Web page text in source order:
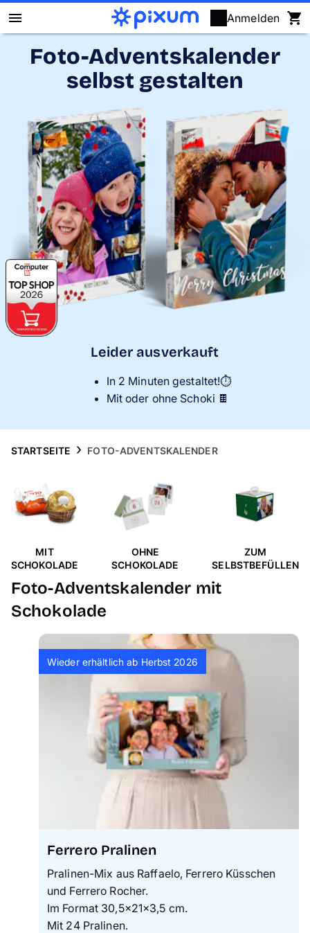
Anmelden
Pixum Fotobuch
Wandbilder
Fotokalender
Fotogeschenke
Fotopuzzle
Grußkarten
Handyhüllen
Reisekollektion
Foto-Adventskalender
selbst gestalten
Leider ausverkauft
In 2 Minuten gestaltet!⏱️
Mit oder ohne Schoki 🍫
STARTSEITE FOTO-ADVENTSKALENDER
MIT
SCHOKOLADE
OHNE
SCHOKOLADE
ZUM
SELBSTBEFÜLLEN
Foto-Adventskalender mit
Schokolade
Wieder erhältlich ab Herbst 2026
Ferrero Pralinen
Pralinen-Mix aus Raffaelo, Ferrero Küsschen
und Ferrero Rocher.
Im Format 30,5×21×3,5 cm.
Mit 24 Pralinen.